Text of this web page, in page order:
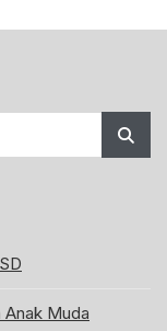
Muda